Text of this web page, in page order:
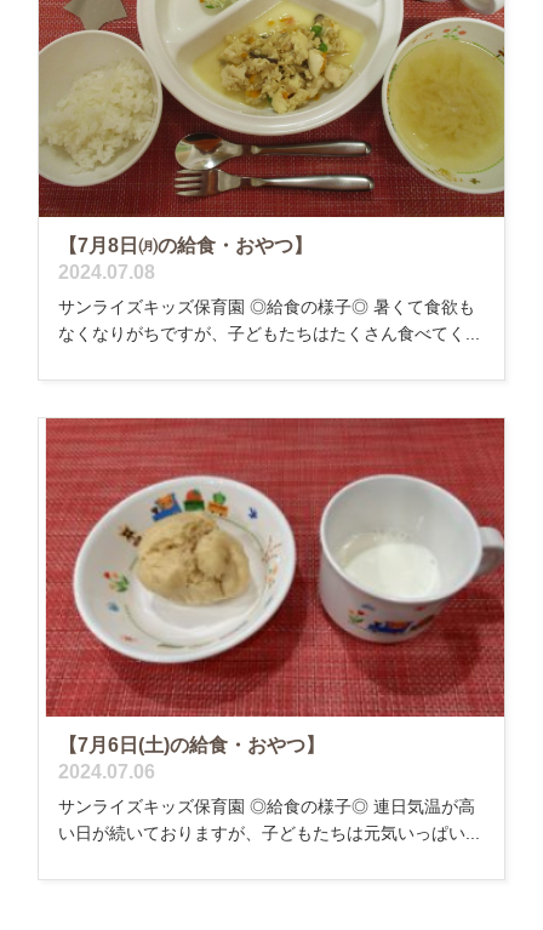
【7月8日㈪の給食・おやつ】
2024.07.08
サンライズキッズ保育園 ◎給食の様子◎ 暑くて食欲も
なくなりがちですが、子どもたちはたくさん食べてく...
【7月6日(土)の給食・おやつ】
2024.07.06
サンライズキッズ保育園 ◎給食の様子◎ 連日気温が高
い日が続いておりますが、子どもたちは元気いっぱい...